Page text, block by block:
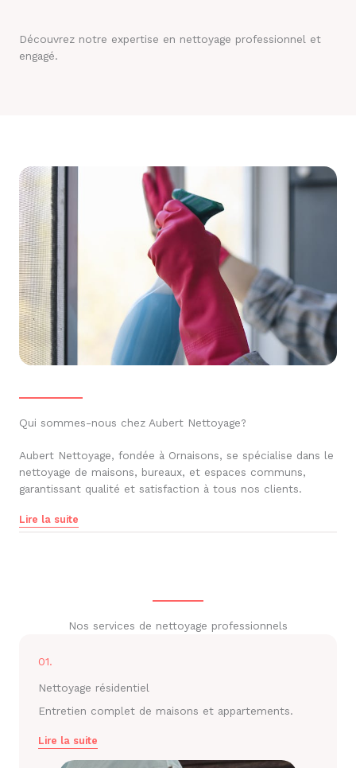
Découvrez notre expertise en nettoyage professionnel et
engagé.
Qui sommes-nous chez Aubert Nettoyage?
Aubert Nettoyage, fondée à Ornaisons, se spécialise dans le
nettoyage de maisons, bureaux, et espaces communs,
garantissant qualité et satisfaction à tous nos clients.
Lire la suite
Nos services de nettoyage professionnels
01.
Nettoyage résidentiel
Entretien complet de maisons et appartements.
Lire la suite